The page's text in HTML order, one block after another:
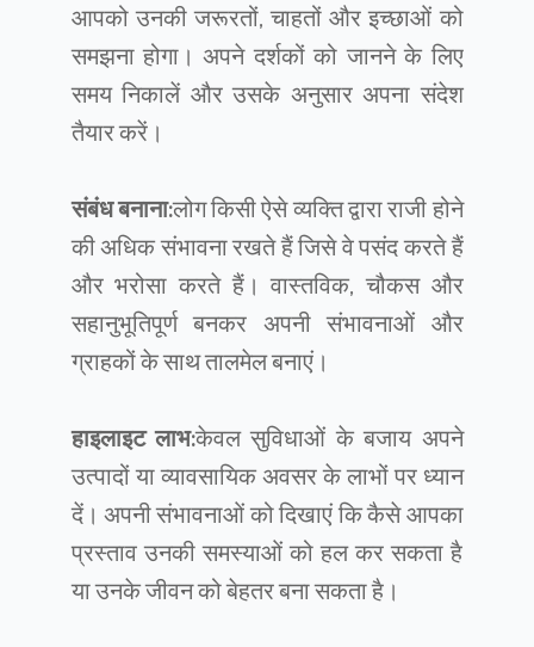
आपको उनकी जरूरतों, चाहतों और इच्छाओं को
समझना होगा। अपने दर्शकों को जानने के लिए
समय निकालें और उसके अनुसार अपना संदेश
तैयार करें।
संबंध बनाना:लोग किसी ऐसे व्यक्ति द्वारा राजी होने
की अधिक संभावना रखते हैं जिसे वे पसंद करते हैं
और भरोसा करते हैं। वास्तविक, चौकस और
सहानुभूतिपूर्ण बनकर अपनी संभावनाओं और
ग्राहकों के साथ तालमेल बनाएं।
हाइलाइट लाभ:केवल सुविधाओं के बजाय अपने
उत्पादों या व्यावसायिक अवसर के लाभों पर ध्यान
दें। अपनी संभावनाओं को दिखाएं कि कैसे आपका
प्रस्ताव उनकी समस्याओं को हल कर सकता है
या उनके जीवन को बेहतर बना सकता है।